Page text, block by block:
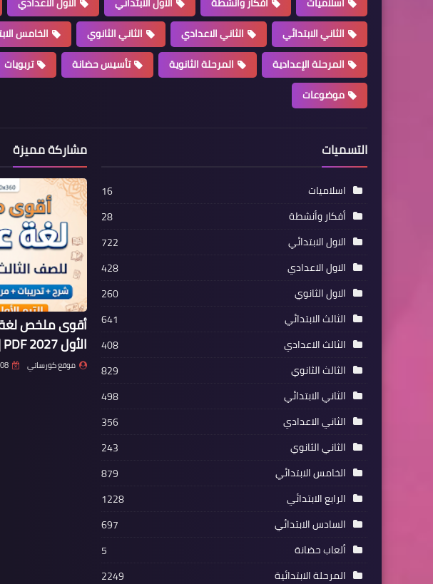
الثاني الابتدائي
الثاني الاعدادي الثاني الثانوي الخامس
المرحلة الإعدادية
المرحلة الثانوية تأسيس حضانة تربويات
موضوعات
التسميات
اسلاميات
16
أفكار وأنشطة
28
الاول الابتدائي
722
الاول الاعدادي
428
الاول الثانوي
260
الثالث الابتدائي
641
الثالث الاعدادي
408
الثالث الثانوي
829
الثاني الابتدائي
498
الثاني الاعدادي
356
الثاني الثانوي
243
الخامس الابتدائي
879
الرابع الابتدائي
1228
السادس الابتدائي
697
ألعاب حضانة
5
المرحلة الابتدائية
2249
مشاركة مميزة
أقوى ملخص لغة
الأول 2027 PDF | شرح وتدريبات وامتحانات وإجابات
موقع كورساتي 08 أغسطس 2026